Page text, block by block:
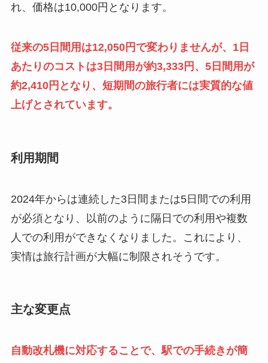
れ、価格は10,000円となります。
従来の5日間用は12,050円で変わりませんが、1日
あたりのコストは3日間用が約3,333円、5日間用が
約2,410円となり、短期間の旅行者には実質的な値
上げとされています。
利用期間
2024年からは連続した3日間または5日間での利用
が必須となり、以前のように隔日での利用や複数
人での利用ができなくなりました。これにより、
実情は旅行計画が大幅に制限されそうです。
主な変更点
自動改札機に対応することで、駅での手続きが簡